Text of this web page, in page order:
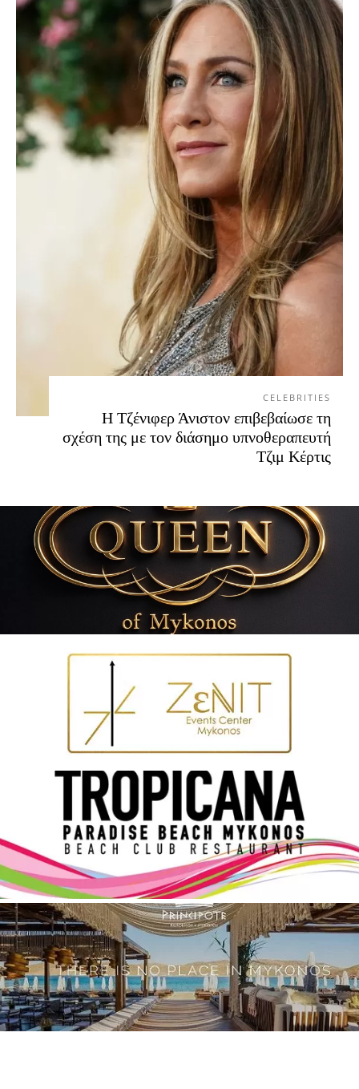
CELEBRITIES
Η Τζένιφερ Άνιστον επιβεβαίωσε τη
σχέση της με τον διάσημο υπνοθεραπευτή
Τζιμ Κέρτις